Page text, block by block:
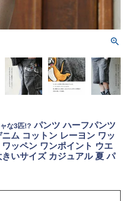
な3匹!? パンツ ハーフパンツ
ム コットン レーヨン ワッ
ッペン ワンポイント ウエ
いサイズ カジュアル 夏 パ